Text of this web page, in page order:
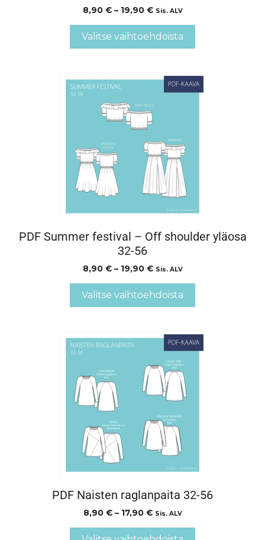
8,90 € – 19,90 € Sis. ALV
Valitse vaihtoehdoista
PDF Summer festival – Off shoulder yläosa
32-56
8,90 € – 19,90 € Sis. ALV
Valitse vaihtoehdoista
PDF Naisten raglanpaita 32-56
8,90 € – 17,90 € Sis. ALV